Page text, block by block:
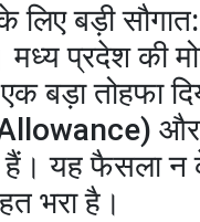
लिए बड़ी
प्रदेश की
एक बड़ा
Allowance)
यह फैसला न
भरा है।